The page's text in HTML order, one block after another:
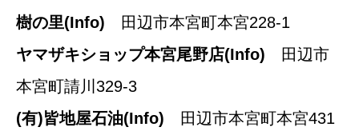
樹の里(Info) 田辺市本宮町本宮228-1
ヤマザキショップ本宮尾野店(Info) 田辺市
本宮町請川329-3
(有)皆地屋石油(Info) 田辺市本宮町本宮431